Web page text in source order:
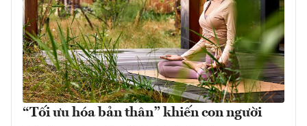
“Tối ưu hóa bản thân” khiến con người